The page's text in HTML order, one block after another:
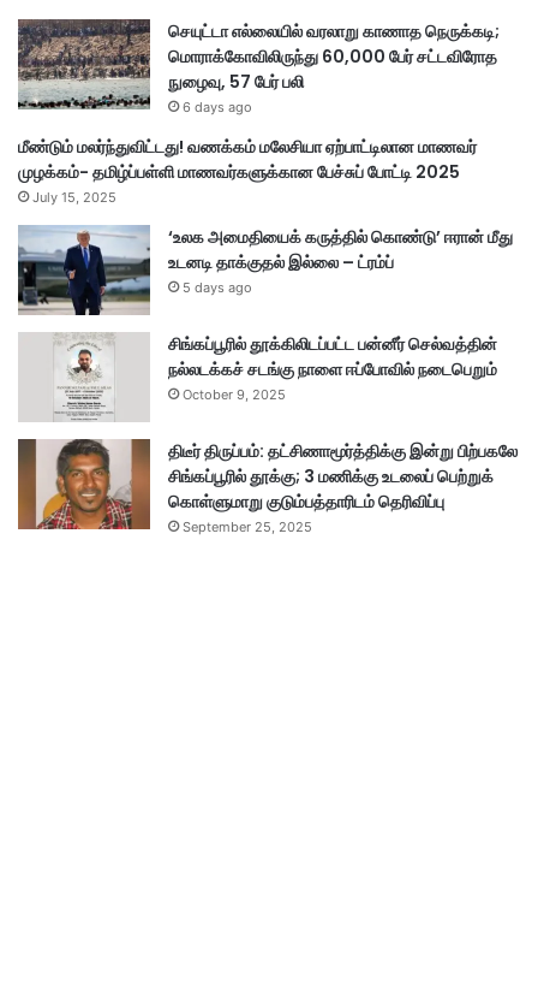
செயுட்டா எல்லையில் வரலாறு காணாத நெருக்கடி;
மொராக்கோவிலிருந்து 60,000 பேர் சட்டவிரோத
நுழைவு, 57 பேர் பலி
6 days ago
மீண்டும் மலர்ந்துவிட்டது! வணக்கம் மலேசியா ஏற்பாட்டிலான மாணவர்
முழக்கம்- தமிழ்ப்பள்ளி மாணவர்களுக்கான பேச்சுப் போட்டி 2025
July 15, 2025
‘உலக அமைதியைக் கருத்தில் கொண்டு’ ஈரான் மீது
உடனடி தாக்குதல் இல்லை – ட்ரம்ப்
5 days ago
சிங்கப்பூரில் தூக்கிலிடப்பட்ட பன்னீர் செல்வத்தின்
நல்லடக்கச் சடங்கு நாளை ஈப்போவில் நடைபெறும்
October 9, 2025
திடீர் திருப்பம்: தட்சிணாமூர்த்திக்கு இன்று பிற்பகலே
சிங்கப்பூரில் தூக்கு; 3 மணிக்கு உடலைப் பெற்றுக்
கொள்ளுமாறு குடும்பத்தாரிடம் தெரிவிப்பு
September 25, 2025